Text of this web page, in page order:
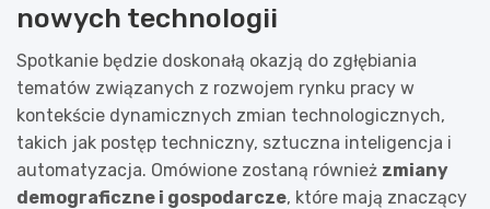
nowych technologii
Spotkanie będzie doskonałą okazją do zgłębiania
tematów związanych z rozwojem rynku pracy w
kontekście dynamicznych zmian technologicznych,
takich jak postęp techniczny, sztuczna inteligencja i
automatyzacja. Omówione zostaną również zmiany
demograficzne i gospodarcze, które mają znaczący